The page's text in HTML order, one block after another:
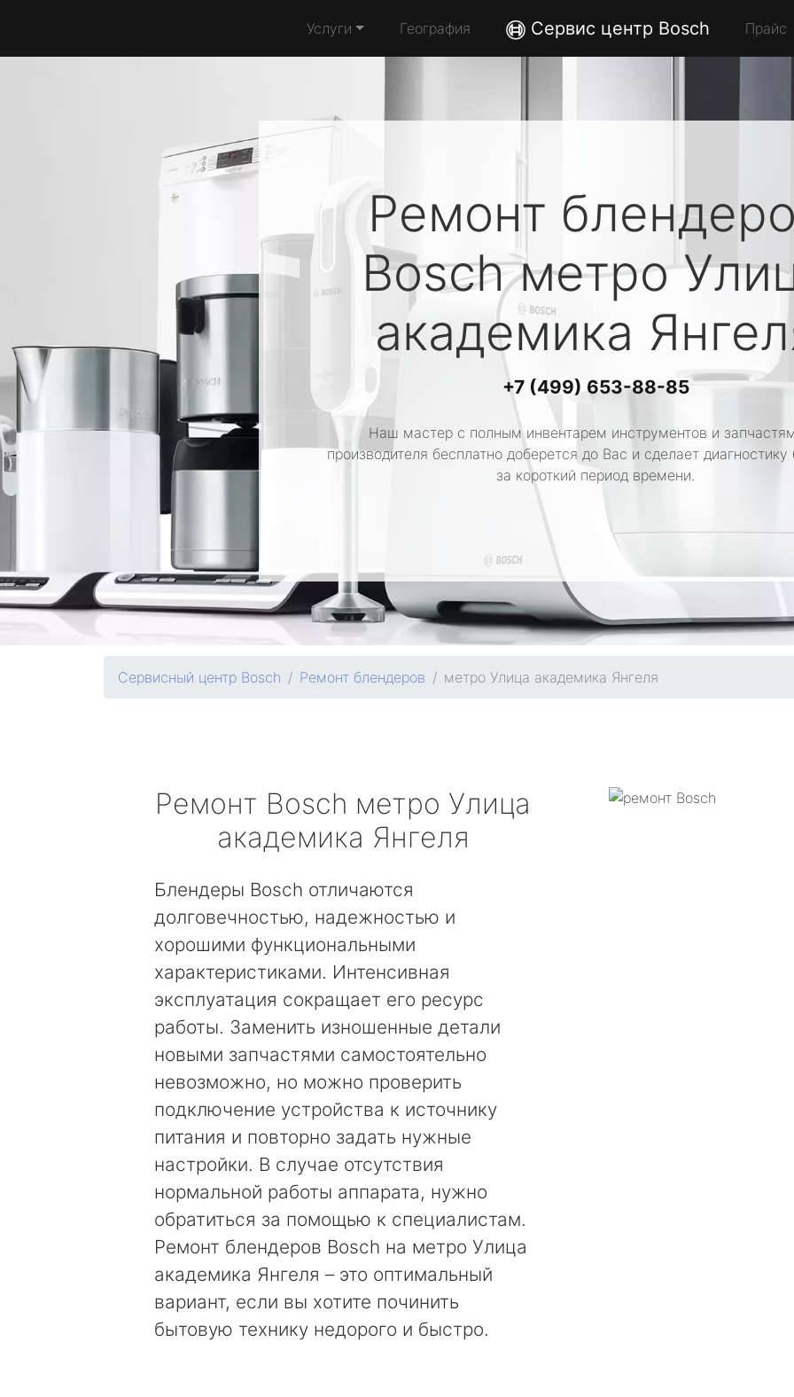
Услуги География Сервис центр Bosch Прайс
Ремонт
Boschметро
академика
+7 (499) 653-88-85
Наш мастер с полным инвентарем инструментов и
производителя бесплатно доберется до Вас и сделает диагностику
за короткий период времени.
Сервисный центр Bosch Ремонт блендеров метро Улица академика Янгеля
Ремонт Bosch метро Улица
академика Янгеля
Блендеры Bosch отличаются
долговечностью, надежностью и
хорошими функциональными
характеристиками. Интенсивная
эксплуатация сокращает его ресурс
работы. Заменить изношенные детали
новыми запчастями самостоятельно
невозможно, но можно проверить
подключение устройства к источнику
питания и повторно задать нужные
настройки. В случае отсутствия
нормальной работы аппарата, нужно
обратиться за помощью к специалистам.
Ремонт блендеров Bosch на метро Улица
академика Янгеля – это оптимальный
вариант, если вы хотите починить
бытовую технику недорого и быстро.